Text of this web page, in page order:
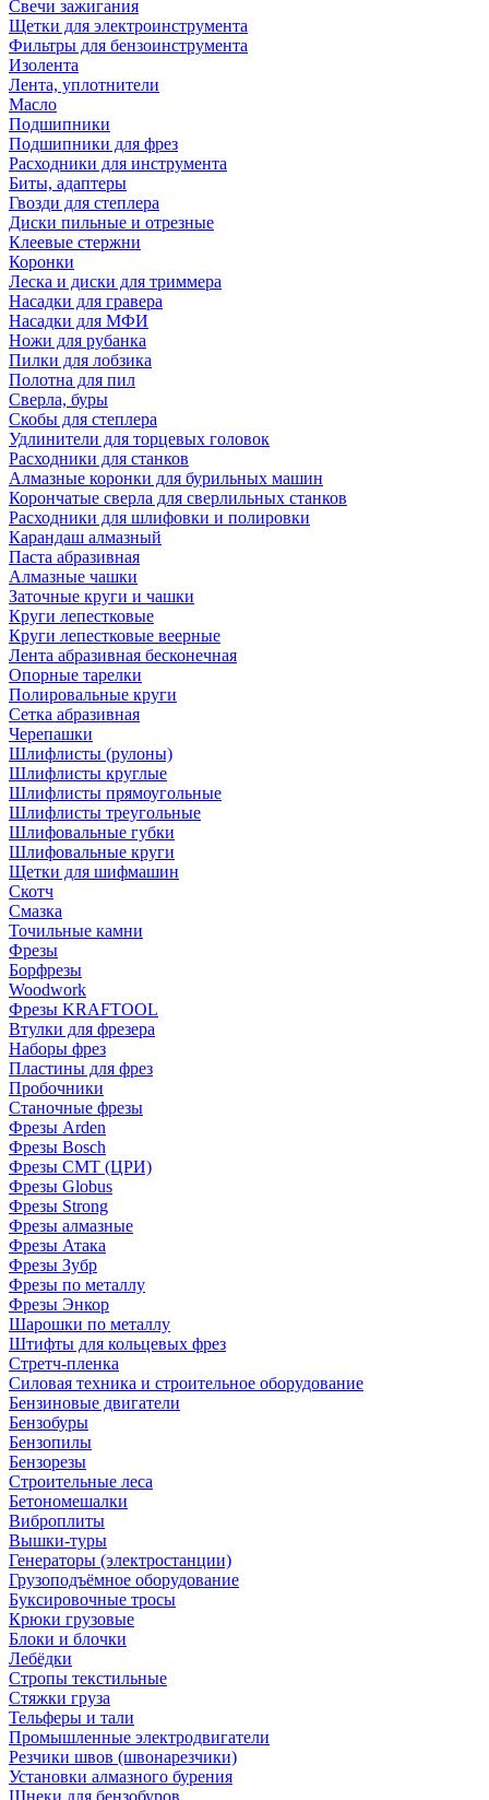
Свечи зажигания
Щетки для электроинструмента
Фильтры для бензоинструмента
Изолента
Лента, уплотнители
Масло
Подшипники
Подшипники для фрез
Расходники для инструмента
Биты, адаптеры
Гвозди для степлера
Диски пильные и отрезные
Клеевые стержни
Коронки
Леска и диски для триммера
Насадки для гравера
Насадки для МФИ
Ножи для рубанка
Пилки для лобзика
Полотна для пил
Сверла, буры
Скобы для степлера
Удлинители для торцевых головок
Расходники для станков
Алмазные коронки для бурильных машин
Корончатые сверла для сверлильных станков
Расходники для шлифовки и полировки
Карандаш алмазный
Паста абразивная
Алмазные чашки
Заточные круги и чашки
Круги лепестковые
Круги лепестковые веерные
Лента абразивная бесконечная
Опорные тарелки
Полировальные круги
Сетка абразивная
Черепашки
Шлифлисты (рулоны)
Шлифлисты круглые
Шлифлисты прямоугольные
Шлифлисты треугольные
Шлифовальные губки
Шлифовальные круги
Щетки для шифмашин
Скотч
Смазка
Точильные камни
Фрезы
Борфрезы
Woodwork
Фрезы KRAFTOOL
Втулки для фрезера
Наборы фрез
Пластины для фрез
Пробочники
Станочные фрезы
Фрезы Arden
Фрезы Bosch
Фрезы CMT (ЦРИ)
Фрезы Globus
Фрезы Strong
Фрезы алмазные
Фрезы Атака
Фрезы Зубр
Фрезы по металлу
Фрезы Энкор
Шарошки по металлу
Штифты для кольцевых фрез
Стретч-пленка
Силовая техника и строительное оборудование
Бензиновые двигатели
Бензобуры
Бензопилы
Бензорезы
Строительные леса
Бетономешалки
Виброплиты
Вышки-туры
Генераторы (электростанции)
Грузоподъёмное оборудование
Буксировочные тросы
Крюки грузовые
Блоки и блочки
Лебёдки
Стропы текстильные
Стяжки груза
Тельферы и тали
Промышленные электродвигатели
Резчики швов (швонарезчики)
Установки алмазного бурения
Шнеки для бензобуров